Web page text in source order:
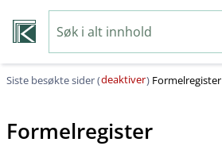
Siste besøkte sider (deaktiver) Formelregister
Formelregister